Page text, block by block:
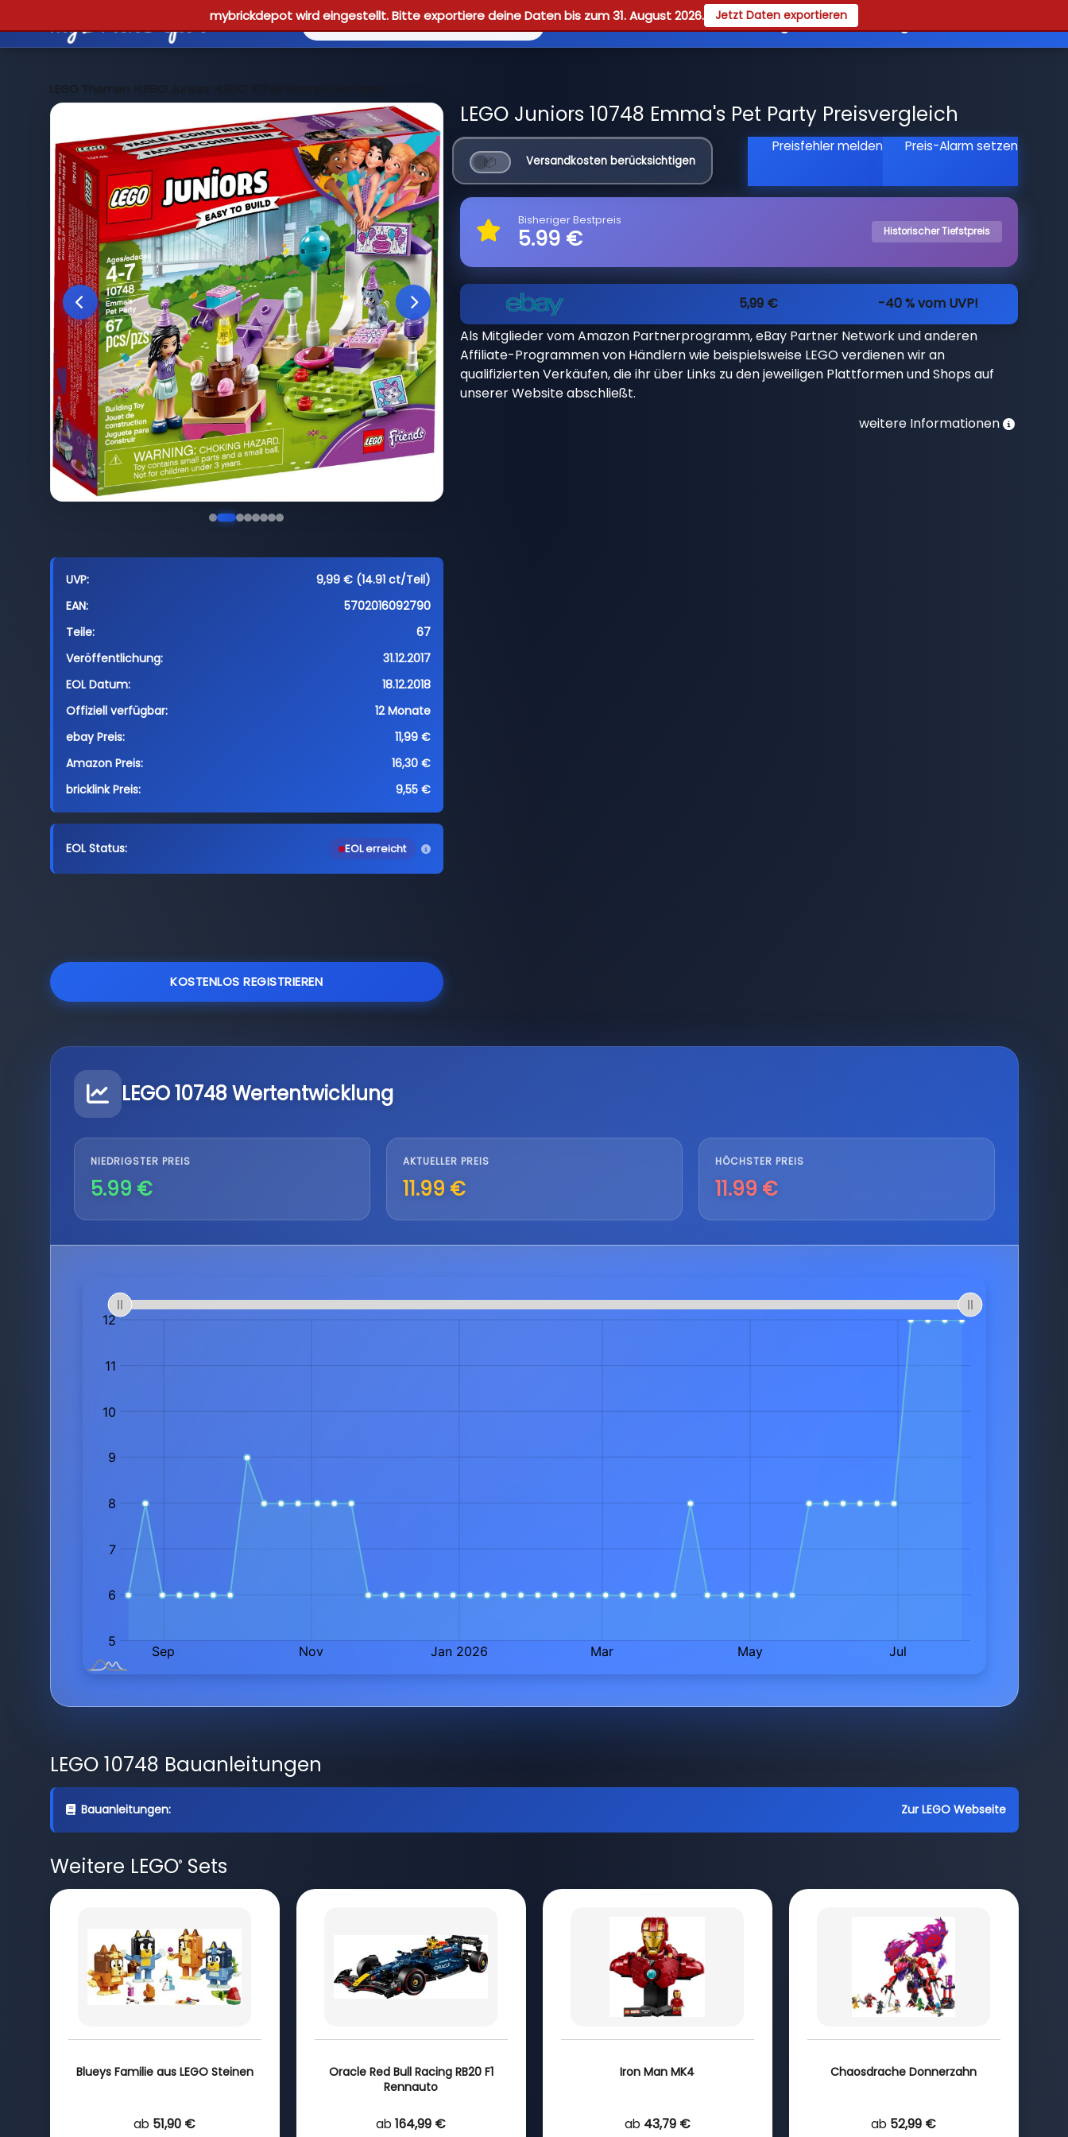
mybrickdepot wird eingestellt. Bitte exportiere deine Daten bis zum 31. August 2026. Jetzt Daten exportieren
Reviews Guides Registrieren
LEGO Themen >LEGO Juniors >LEGO 10748 Emma's Pet Party
UVP:
9,99 € (14.91 ct/Teil)
EAN:
5702016092790
Teile:
67
Veröffentlichung:
31.12.2017
EOL Datum:
18.12.2018
Offiziell verfügbar:
12 Monate
ebay Preis:
11,99 €
Amazon Preis:
16,30 €
bricklink Preis:
9,55 €
EOL Status: EOL erreicht
KOSTENLOS REGISTRIEREN
LEGO Juniors 10748 Emma's Pet Party Preisvergleich
Versandkosten berücksichtigen
Preisfehler melden Preis-Alarm setzen
Bisheriger Bestpreis
5.99 € Historischer Tiefstpreis
5,99 €
-40 % vom UVP!
Als Mitglieder vom Amazon Partnerprogramm, eBay Partner Network und anderen
Affiliate-Programmen von Händlern wie beispielsweise LEGO verdienen wir an
qualifizierten Verkäufen, die ihr über Links zu den jeweiligen Plattformen und Shops auf
unserer Website abschließt.
weitere Informationen
LEGO 10748 Wertentwicklung
NIEDRIGSTER PREIS
5.99 €
AKTUELLER PREIS
11.99 €
HÖCHSTER PREIS
11.99 €
LEGO 10748 Bauanleitungen
Bauanleitungen: Zur LEGO Webseite
Weitere LEGO®Sets
Blueys Familie aus LEGO Steinen
ab 51,90 €
Oracle Red Bull Racing RB20 F1
Rennauto
ab 164,99 €
Iron Man MK4
ab 43,79 €
Chaosdrache Donnerzahn
ab 52,99 €